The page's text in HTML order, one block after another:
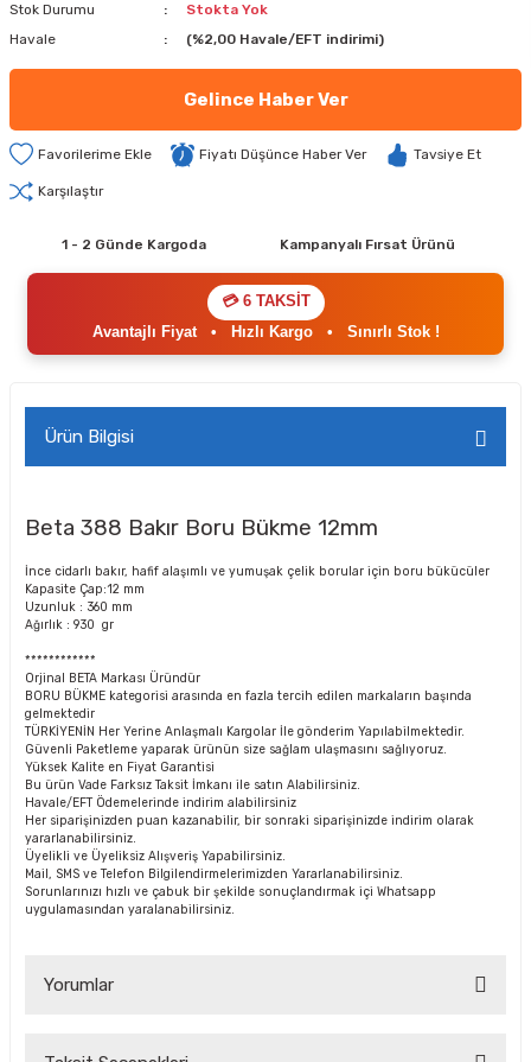
Stok Durumu
Stokta Yok
Havale
(%2,00 Havale/EFT indirimi)
Gelince Haber Ver
Fiyatı Düşünce Haber Ver Tavsiye Et
Karşılaştır
1 - 2 Günde Kargoda Kampanyalı Fırsat Ürünü
💳 6 TAKSİT
Avantajlı Fiyat• Hızlı Kargo• Sınırlı Stok !
Ürün Bilgisi
Beta 388 Bakır Boru Bükme 12mm
İnce cidarlı bakır, hafif alaşımlı ve yumuşak çelik borular için boru bükücüler
Kapasite Çap:12 mm
Uzunluk : 360 mm
Ağırlık : 930 gr
************
Orjinal BETA Markası Üründür
BORU BÜKME kategorisi arasında en fazla tercih edilen markaların başında
gelmektedir
TÜRKİYENİN Her Yerine Anlaşmalı Kargolar İle gönderim Yapılabilmektedir.
Güvenli Paketleme yaparak ürünün size sağlam ulaşmasını sağlıyoruz.
Yüksek Kalite en Fiyat Garantisi
Bu ürün Vade Farksız Taksit İmkanı ile satın Alabilirsiniz.
Havale/EFT Ödemelerinde indirim alabilirsiniz
Her siparişinizden puan kazanabilir, bir sonraki siparişinizde indirim olarak
yararlanabilirsiniz.
Üyelikli ve Üyeliksiz Alışveriş Yapabilirsiniz.
Mail, SMS ve Telefon Bilgilendirmelerimizden Yararlanabilirsiniz.
Sorunlarınızı hızlı ve çabuk bir şekilde sonuçlandırmak içi Whatsapp
uygulamasından yaralanabilirsiniz.
Yorumlar